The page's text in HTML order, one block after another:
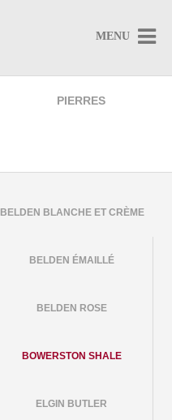
MENU 
PIERRES
BELDEN BLANCHE ET CRÈME
BELDEN ÉMAILLÉ
BELDEN ROSE
BOWERSTON SHALE
ELGIN BUTLER